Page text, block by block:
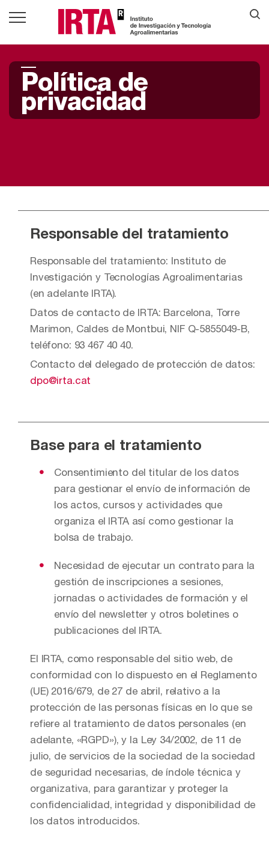
Política de
privacidad
Responsable del tratamiento
Responsable del tratamiento: Instituto de
Investigación y Tecnologías Agroalimentarias
(en adelante IRTA).
Datos de contacto de IRTA: Barcelona, ​​Torre
Marimon, Caldes de Montbui, NIF Q-5855049-B,
teléfono: 93 467 40 40.
Contacto del delegado de protección de datos:
dpo@irta.cat
Base para el tratamiento
Consentimiento del titular de los datos
para gestionar el envío de información de
los actos, cursos y actividades que
organiza el IRTA así como gestionar la
bolsa de trabajo.
Necesidad de ejecutar un contrato para la
gestión de inscripciones a sesiones,
jornadas o actividades de formación y el
envío del newsletter y otros boletines o
publicaciones del IRTA.
El IRTA, como responsable del sitio web, de
conformidad con lo dispuesto en el Reglamento
(UE) 2016/679, de 27 de abril, relativo a la
protección de las personas físicas en lo que se
refiere al tratamiento de datos personales (en
adelante, «RGPD»), y la Ley 34/2002, de 11 de
julio, de servicios de la sociedad de la sociedad
de seguridad necesarias, de índole técnica y
organizativa, para garantizar y proteger la
confidencialidad, integridad y disponibilidad de
los datos introducidos.